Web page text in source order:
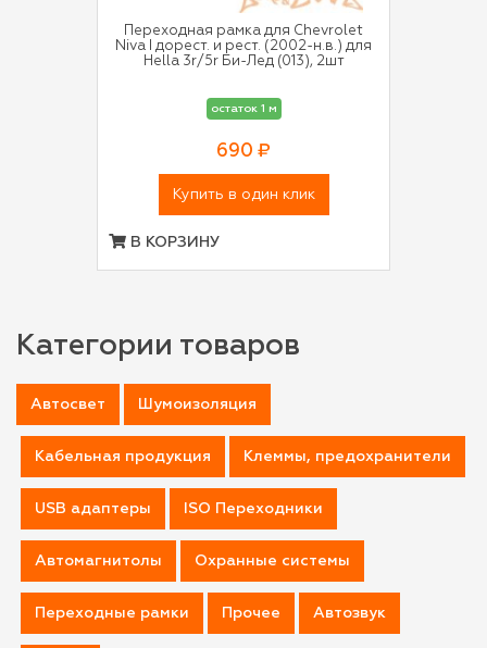
Переходная рамка для Chevrolet
Niva I дорест. и рест. (2002-н.в.) для
Hella 3r/5r Би-Лед (013), 2шт
остаток 1 м
690 ₽
Купить в один клик
В КОРЗИНУ
Категории товаров
Автосвет Шумоизоляция
Кабельная продукция Клеммы, предохранители
USB адаптеры ISO Переходники
Автомагнитолы Охранные системы
Переходные рамки Прочее Автозвук